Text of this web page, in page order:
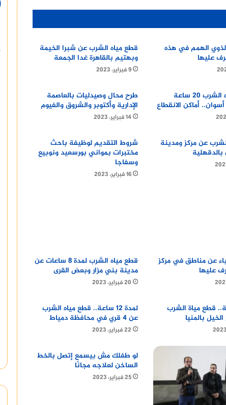
الهمم في هذه
عليها
قطع مياه الشرب عن شبرا الخيمة
وبهتيم بالقاهرة غدا الجمعة
9 فبراير، 2023
انقطاع مياه الشرب 20 ساعة
أماكن الانقطاع
طرح محال وصيدليات بالعاصمة
الإدارية وأكتوبر والشروق والفيوم
14 فبراير، 2023
عن مركز ومدينة
بالدقهلية
شروط التقديم لوظيفة باحث
مختبرات بمواني بورسعيد ونوبيع
وسفاجا
16 فبراير، 2023
عن مناطق في مركز
عليها
قطع مياه الشرب لمدة 8 ساعات عن
مدينة بني مزار وبعض القرى
20 فبراير، 2023
قطع مياة الشرب
بالمنيا
لمدة 12 ساعة.. قطع مياه الشرب
عن 4 قري في محافظة دمياط
22 فبراير، 2023
لو طفلك مش بيسمع إتصل بالخط
الساخن لعلاجه مجانًا
25 فبراير، 2023